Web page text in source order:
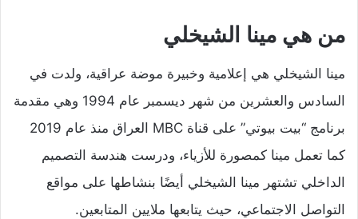
من هي مينا الشيخلي
مينا الشيخلي هي إعلامية وخبيرة موضة عراقية، ولدت في
السادس والعشرين من شهر ديسمبر عام 1994 وهي مقدمة
برنامج “بيت بيوتي” على قناة MBC العراق منذ عام 2019
كما تعمل مينا كمصورة للأزياء، ودرست هندسة التصميم
الداخلي تشتهر مينا الشيخلي أيضًا بنشاطها على مواقع
التواصل الاجتماعي، حيث يتابعها ملايين المتابعين.